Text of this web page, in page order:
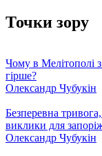
Точки зору
Чому в Мелітополі
гірше?
Олександр Чубукін
Безперевна
виклики для
Олександр Чубукін